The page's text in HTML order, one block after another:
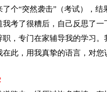
了个“突然袭击”（考试），
我考了很糟后，自己反思了
职，专门在家辅导我的学习
在此，用我真挚的语言，对您